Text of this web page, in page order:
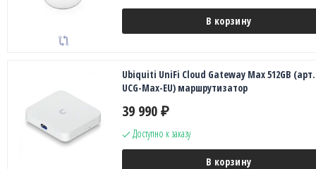
В корзину
Ubiquiti UniFi Cloud Gateway Max 512GB (арт.
UCG-Max-EU) маршрутизатор
39 990 ₽
Доступно к заказу
В корзину